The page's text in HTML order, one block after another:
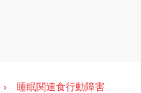
› 睡眠関連食行動障害